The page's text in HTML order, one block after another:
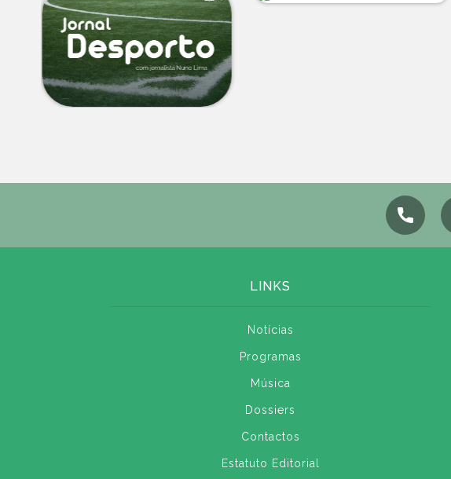
LINKS
Notícias
Programas
Música
Dossiers
Contactos
Estatuto Editorial